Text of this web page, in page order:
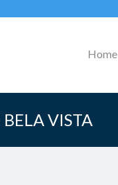
Home
VISTA